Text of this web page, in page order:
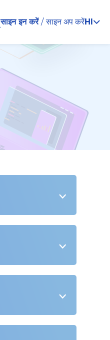
साइन इन करें / साइन अप करेंHI